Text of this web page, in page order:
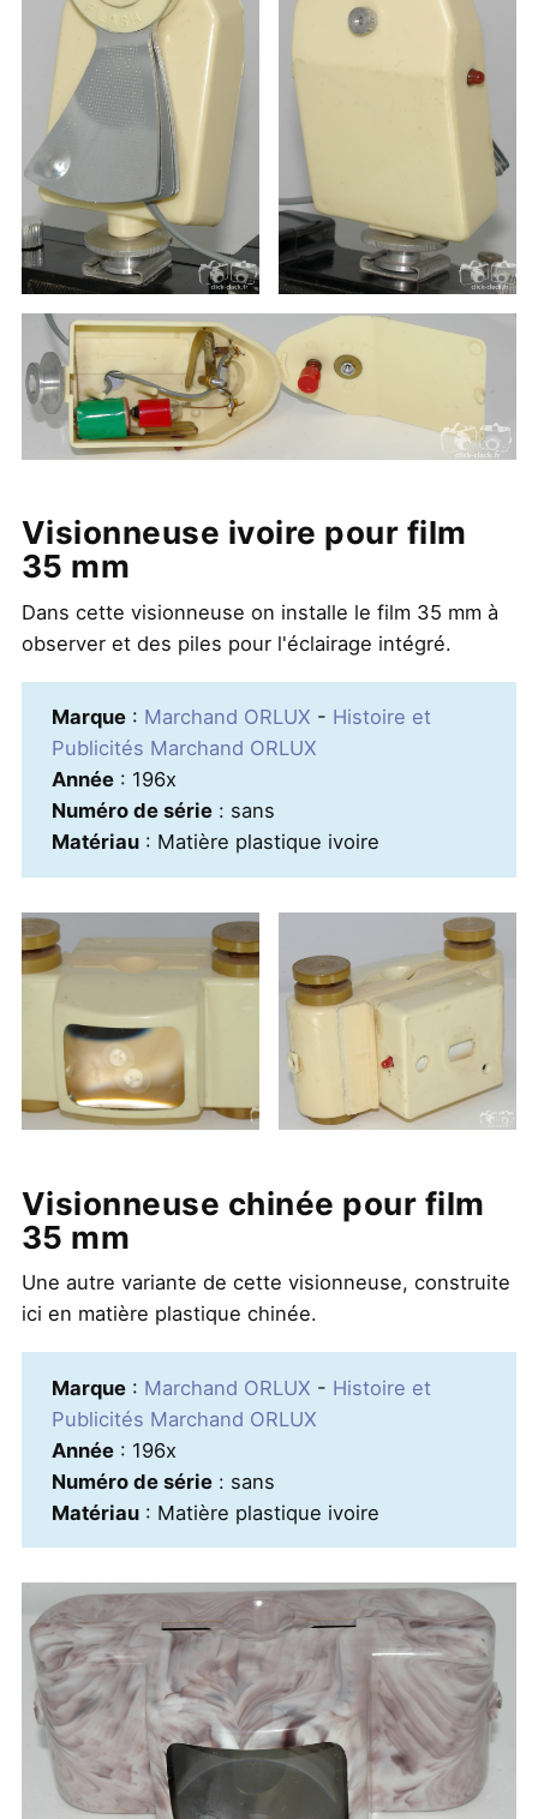
Visionneuse ivoire pour film
35 mm
Dans cette visionneuse on installe le film 35 mm à
observer et des piles pour l'éclairage intégré.
Marque: Marchand ORLUX - Histoire et
Publicités Marchand ORLUX
Année: 196x
Numéro de série: sans
Matériau: Matière plastique ivoire
Visionneuse chinée pour film
35 mm
Une autre variante de cette visionneuse, construite
ici en matière plastique chinée.
Marque: Marchand ORLUX - Histoire et
Publicités Marchand ORLUX
Année: 196x
Numéro de série: sans
Matériau: Matière plastique ivoire